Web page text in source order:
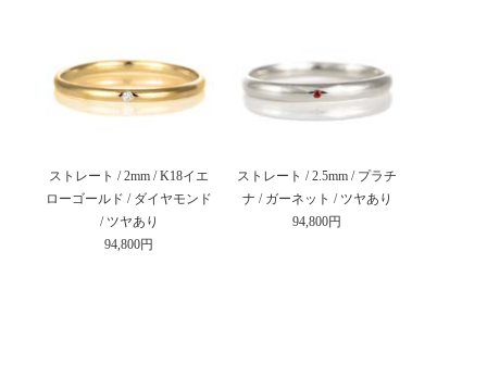
ストレート / 2mm / K18イエ
ローゴールド / ダイヤモンド
/ ツヤあり
94,800円
ストレート / 2.5mm / プラチ
ナ / ガーネット / ツヤあり
94,800円